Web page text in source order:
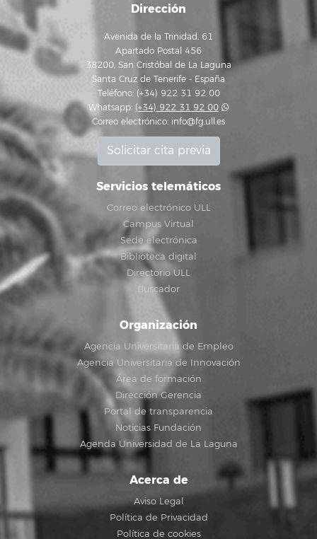
Dirección
Avenida de la Trinidad, 61
Apartado Postal 456
38200, San Cristóbal de La Laguna
Santa Cruz de Tenerife - España
Teléfono: (+34) 922 31 92 00
Whatsapp: (+34) 922 31 92 00
Correo electrónico: info@fg.ull.es
Solicitar cita previa
Servicios telemáticos
Correo electrónico ULL
Campus Virtual
Sede electrónica
Biblioteca digital
Directorio ULL
Buscador
Organización
Agencia Universitaria de Empleo
Agencia Universitaria de Innovación
Área de formación
Dirección Gerencia
Portal de transparencia
Noticias Fundación
Agenda Universidad de La Laguna
Acerca de
Aviso Legal
Política de Privacidad
Política de cookies